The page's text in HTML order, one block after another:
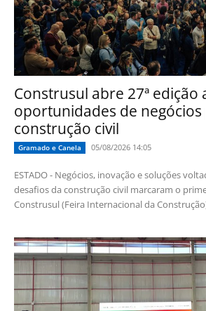
Construsul abre 27ª edição
oportunidades de negócios
construção civil
Gramado e Canela 05/08/2026 14:05
ESTADO - Negócios, inovação e soluções
desafios da construção civil marcaram o
Construsul (Feira Internacional da